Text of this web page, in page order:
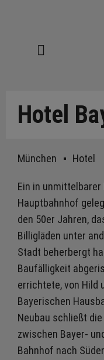
Hotel
München Hotel
Ein in
Hauptbahnhof
den 50er Jahren,
Billigläden unter
Stadt beherbergt
Baufälligkeit
errichtete, von Hild
Bayerischen
Neubau schließt
zwischen Bayer-
Bahnhof nach